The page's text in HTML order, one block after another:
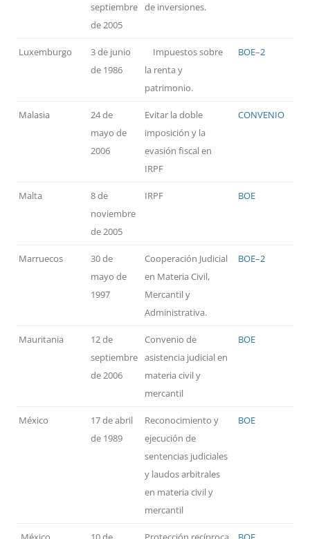
septiembre
de 2005
de inversiones.
Luxemburgo
3 de junio
de 1986
Impuestos sobre
la renta y
patrimonio.
BOE–2
Malasia
24 de
mayo de
2006
Evitar la doble
imposición y la
evasión fiscal en
IRPF
CONVENIO
Malta
8 de
noviembre
de 2005
IRPF BOE
Marruecos
30 de
mayo de
1997
Cooperación Judicial
en Materia Civil,
Mercantil y
Administrativa.
BOE–2
Mauritania
12 de
septiembre
de 2006
Convenio de
asistencia judicial en
materia civil y
mercantil
BOE
México
17 de abril
de 1989
Reconocimiento y
ejecución de
sentencias judiciales
y laudos arbitrales
en materia civil y
mercantil
BOE